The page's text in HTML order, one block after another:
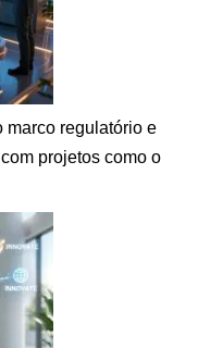
marco regulatório e
projetos como o